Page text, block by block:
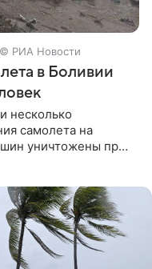
© РИА Новости
в Боливии
несколько
самолета на
уничтожены при
сообщили
полностью
издания.